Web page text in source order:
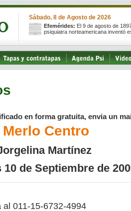
Sábado, 8 de Agosto de 2026
Efemérides: El 9 de agosto de
psiquiatra norteamericana inventó
en forma gratuita, envia un
Centro
Martínez
10 de Septiembre de
al 011-15-6732-4994